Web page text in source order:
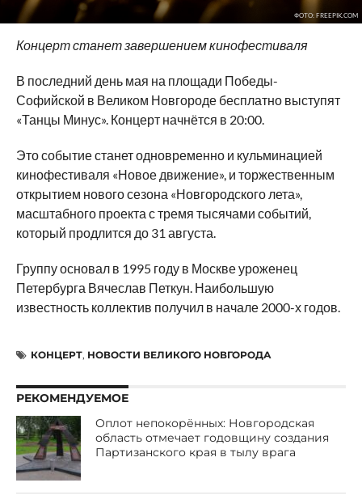
ФОТО: FREEPIK.COM
Концерт станет завершением кинофестиваля
В последний день мая на площади Победы-
Софийской в Великом Новгороде бесплатно выступят
«Танцы Минус». Концерт начнётся в 20:00.
Это событие станет одновременно и кульминацией
кинофестиваля «Новое движение», и торжественным
открытием нового сезона «Новгородского лета»,
масштабного проекта с тремя тысячами событий,
который продлится до 31 августа.
Группу основал в 1995 году в Москве уроженец
Петербурга Вячеслав Петкун. Наибольшую
известность коллектив получил в начале 2000-х годов.
КОНЦЕРТ, НОВОСТИ ВЕЛИКОГО НОВГОРОДА
РЕКОМЕНДУЕМОЕ
Оплот непокорённых: Новгородская
область отмечает годовщину создания
Партизанского края в тылу врага